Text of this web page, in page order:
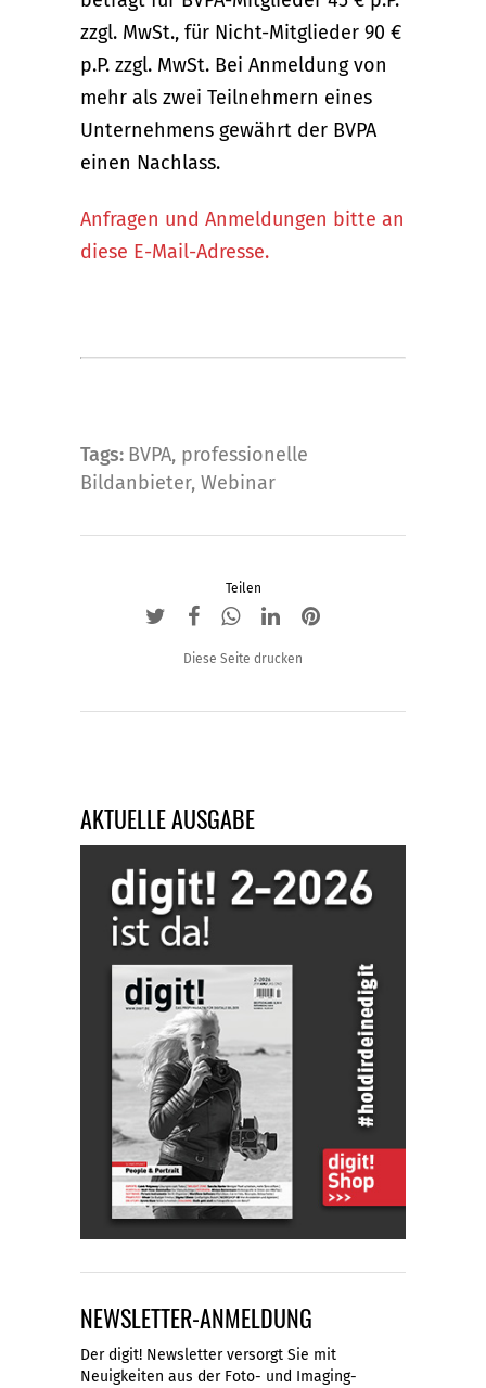
zzgl. MwSt., für Nicht-Mitglieder 90 €
p.P. zzgl. MwSt. Bei Anmeldung von
mehr als zwei Teilnehmern eines
Unternehmens gewährt der BVPA
einen Nachlass.
Anfragen und Anmeldungen bitte an
diese E-Mail-Adresse.
Tags: BVPA, professionelle
Bildanbieter, Webinar
Teilen
Diese Seite drucken
AKTUELLE AUSGABE
NEWSLETTER-ANMELDUNG
Der digit! Newsletter versorgt Sie mit
Neuigkeiten aus der Foto- und Imaging-